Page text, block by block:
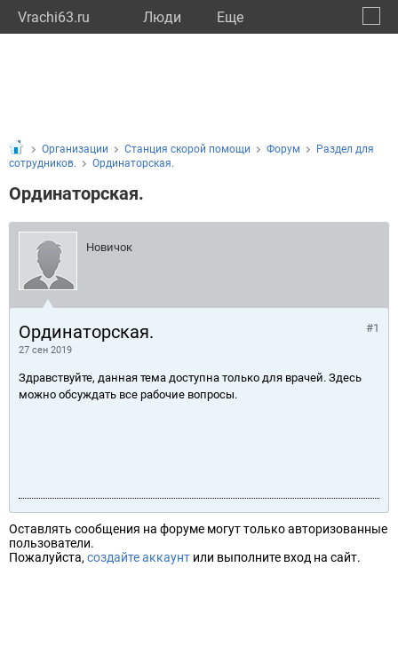
Vrachi63.ru Люди Eще
Организации Станция скорой помощи Форум
Раздел для
сотрудников.
Ординаторская.
Ординаторская.
Новичок
Ординаторская.
27 сен 2019
#1
Здравствуйте, данная тема доступна только для врачей. Здесь
можно обсуждать все рабочие вопросы.
Оставлять сообщения на форуме могут только авторизованные
пользователи.
Пожалуйста, создайте аккаунт или выполните вход на сайт.